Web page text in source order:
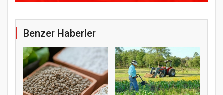
Benzer Haberler